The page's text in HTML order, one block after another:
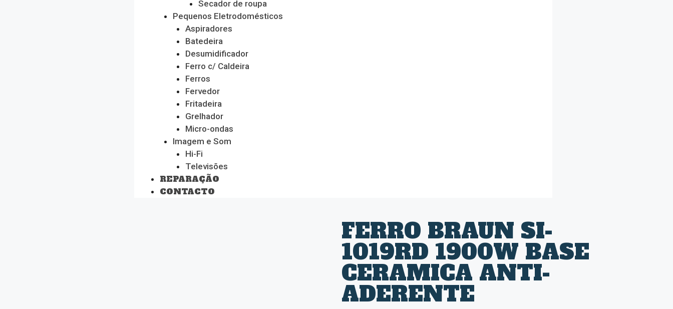
Secador de roupa
Pequenos Eletrodomésticos
Aspiradores
Batedeira
Desumidificador
Ferro c/ Caldeira
Ferros
Fervedor
Fritadeira
Grelhador
Micro-ondas
Imagem e Som
Hi-Fi
Televisões
REPARAÇÃO
CONTACTO
FERRO BRAUN SI-
1019RD 1900W BASE
CERAMICA ANTI-
ADERENTE